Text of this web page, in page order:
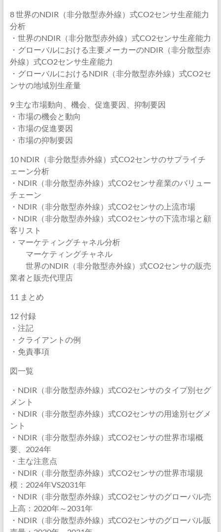
8 世界のNDIR（非分散型赤外線）式CO2センサ生産能力
分析
・世界のNDIR（非分散型赤外線）式CO2センサ生産能力
・グローバルにおける主要メーカーのNDIR（非分散型赤
外線）式CO2センサ生産能力
・グローバルにおけるNDIR（非分散型赤外線）式CO2セ
ンサの地域別生産量
9 主な市場動向、機会、促進要因、抑制要因
・市場の機会と動向
・市場の促進要因
・市場の抑制要因
10 NDIR（非分散型赤外線）式CO2センサのサプライチ
ェーン分析
・NDIR（非分散型赤外線）式CO2センサ産業のバリュー
チェーン
・NDIR（非分散型赤外線）式CO2センサの上流市場
・NDIR（非分散型赤外線）式CO2センサの下流市場と顧
客リスト
・マーケティングチャネル分析
マーケティングチャネル
世界のNDIR（非分散型赤外線）式CO2センサの販売
業者と販売代理店
11 まとめ
12 付録
・注記
・クライアントの例
・免責事項
図一覧
・NDIR（非分散型赤外線）式CO2センサのタイプ別セグ
メント
・NDIR（非分散型赤外線）式CO2センサの用途別セグメ
ント
・NDIR（非分散型赤外線）式CO2センサの世界市場概
要、2024年
・主な注意点
・NDIR（非分散型赤外線）式CO2センサの世界市場規
模：2024年VS2031年
・NDIR（非分散型赤外線）式CO2センサのグローバル売
上高：2020年～2031年
・NDIR（非分散型赤外線）式CO2センサのグローバル販